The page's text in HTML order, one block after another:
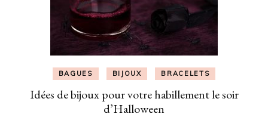
BAGUES BIJOUX BRACELETS
Idées de bijoux pour votre habillement le soir
d’Halloween